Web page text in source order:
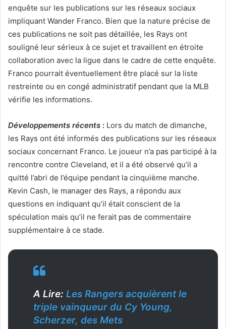
enquête sur les publications sur les réseaux sociaux
impliquant Wander Franco. Bien que la nature précise de
ces publications ne soit pas détaillée, les Rays ont
souligné leur sérieux à ce sujet et travaillent en étroite
collaboration avec la ligue dans le cadre de cette enquête.
Franco pourrait éventuellement être placé sur la liste
restreinte ou en congé administratif pendant que la MLB
vérifie les informations.
Développements récents : Lors du match de dimanche,
les Rays ont été informés des publications sur les réseaux
sociaux concernant Franco. Le joueur n’a pas participé à la
rencontre contre Cleveland, et il a été observé qu’il a
quitté l’abri de l’équipe pendant la cinquième manche.
Kevin Cash, le manager des Rays, a répondu aux
questions en indiquant qu’il était conscient de la
spéculation mais qu’il ne ferait pas de commentaire
supplémentaire à ce stade.
A Lire: Les Rangers acquièrent le
triple vainqueur du Cy Young,
Scherzer, des Mets